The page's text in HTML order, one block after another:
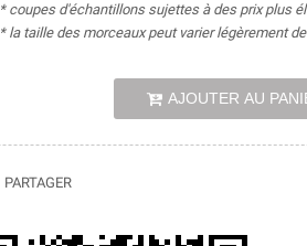
* coupes d'échantillons sujettes à des prix plus
* la taille des morceaux peut varier légèrement
AJOUTER AU
PARTAGER